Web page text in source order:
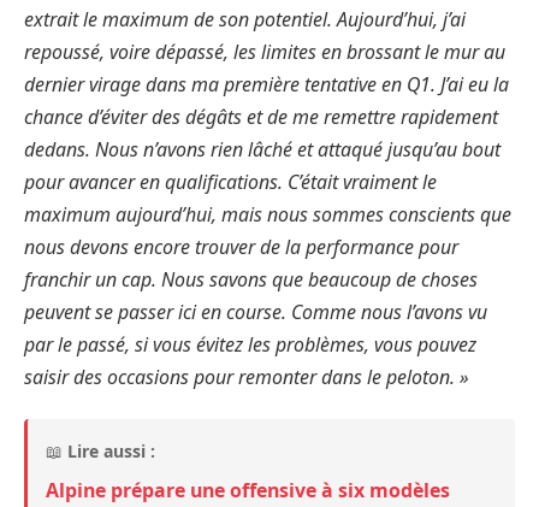
extrait le maximum de son potentiel. Aujourd’hui, j’ai
repoussé, voire dépassé, les limites en brossant le mur au
dernier virage dans ma première tentative en Q1. J’ai eu la
chance d’éviter des dégâts et de me remettre rapidement
dedans. Nous n’avons rien lâché et attaqué jusqu’au bout
pour avancer en qualifications. C’était vraiment le
maximum aujourd’hui, mais nous sommes conscients que
nous devons encore trouver de la performance pour
franchir un cap. Nous savons que beaucoup de choses
peuvent se passer ici en course. Comme nous l’avons vu
par le passé, si vous évitez les problèmes, vous pouvez
saisir des occasions pour remonter dans le peloton. »
📖 Lire aussi :
Alpine prépare une offensive à six modèles